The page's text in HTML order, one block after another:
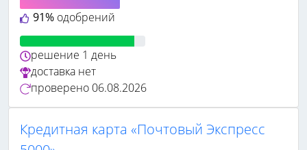
91% одобрений
решение 1 день
доставка нет
проверено 06.08.2026
Кредитная карта «Почтовый Экспресс